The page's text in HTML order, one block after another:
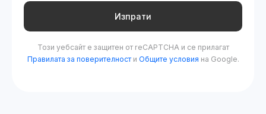
Изпрати
Този уебсайт е защитен от reCAPTCHA и се прилагат
Правилата за поверителности Общите условия на Google.